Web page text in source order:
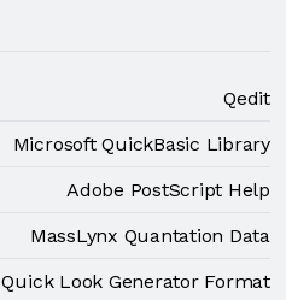
Qedit
Microsoft QuickBasic Library
Adobe PostScript Help
MassLynx Quantation Data
Quick Look Generator Format